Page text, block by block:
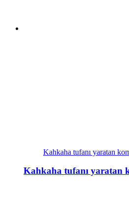
Kahkaha tufanı yaratan
Kahkaha tufanı yaratan